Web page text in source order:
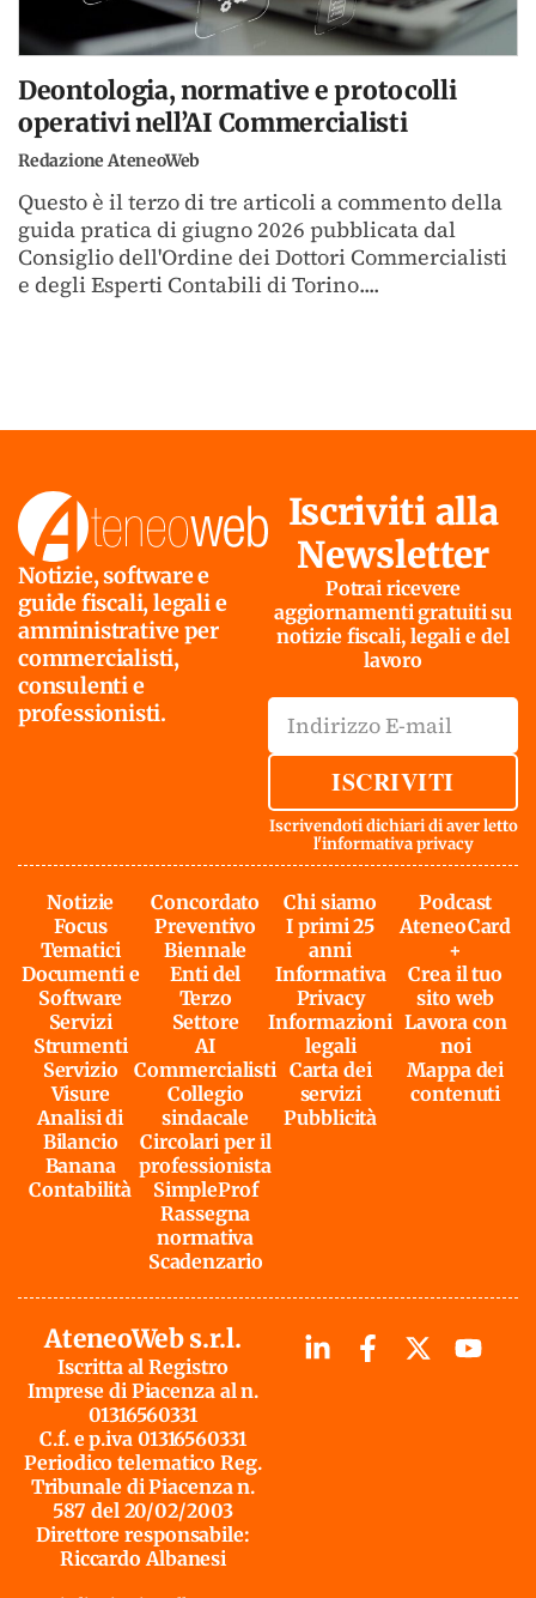
Deontologia, normative e protocolli
operativi nell’AI Commercialisti
Redazione AteneoWeb
Questo è il terzo di tre articoli a commento della
guida pratica di giugno 2026 pubblicata dal
Consiglio dell'Ordine dei Dottori Commercialisti
e degli Esperti Contabili di Torino....
Notizie, software e
guide fiscali, legali e
amministrative per
commercialisti,
consulenti e
professionisti.
Iscriviti alla
Newsletter
Potrai ricevere
aggiornamenti gratuiti su
notizie fiscali, legali e del
lavoro
ISCRIVITI
Iscrivendoti dichiari di aver letto
l'informativa privacy
Notizie
Focus
Tematici
Documenti e
Software
Servizi
Strumenti
Servizio
Visure
Analisi di
Bilancio
Banana
Contabilità
Concordato
Preventivo
Biennale
Enti del
Terzo
Settore
AI
Commercialisti
Collegio
sindacale
Circolari per il
professionista
SimpleProf
Rassegna
normativa
Scadenzario
Chi siamo
I primi 25
anni
Informativa
Privacy
Informazioni
legali
Carta dei
servizi
Pubblicità
Podcast
AteneoCard
+
Crea il tuo
sito web
Lavora con
noi
Mappa dei
contenuti
AteneoWeb s.r.l.
Iscritta al Registro
Imprese di Piacenza al n.
01316560331
C.f. e p.iva 01316560331
Periodico telematico Reg.
Tribunale di Piacenza n.
587 del 20/02/2003
Direttore responsabile:
Riccardo Albanesi